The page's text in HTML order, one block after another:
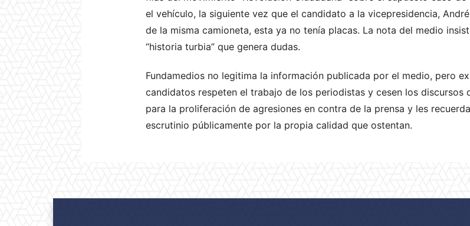
el vehículo, la siguiente vez que el candidato a la vicepresidencia,
de la misma camioneta, esta ya no tenía placas. La nota del medio
“historia turbia” que genera dudas.
Fundamedios no legitima la información publicada por el medio, pero
candidatos respeten el trabajo de los periodistas y cesen los discursos
para la proliferación de agresiones en contra de la prensa y les
escrutinio públicamente por la propia calidad que ostentan.